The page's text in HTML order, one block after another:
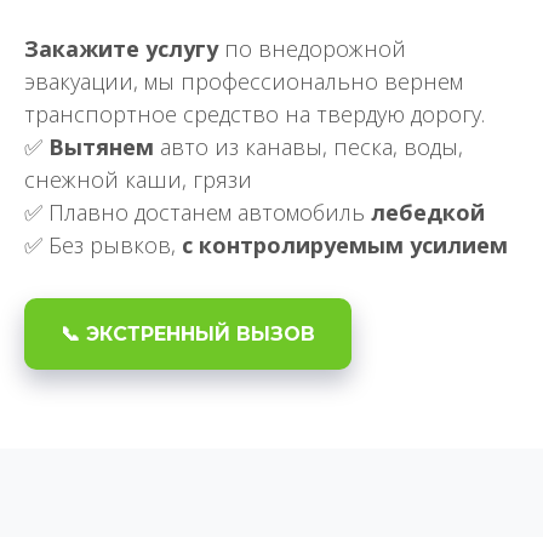
Закажите услугупо внедорожной
эвакуации, мы профессионально вернем
транспортное средство на твердую дорогу.
✅ Вытянем авто из канавы, песка, воды,
снежной каши, грязи
✅ Плавно достанем автомобиль лебедкой
✅ Без рывков, с контролируемым усилием
📞 ЭКСТРЕННЫЙ ВЫЗОВ